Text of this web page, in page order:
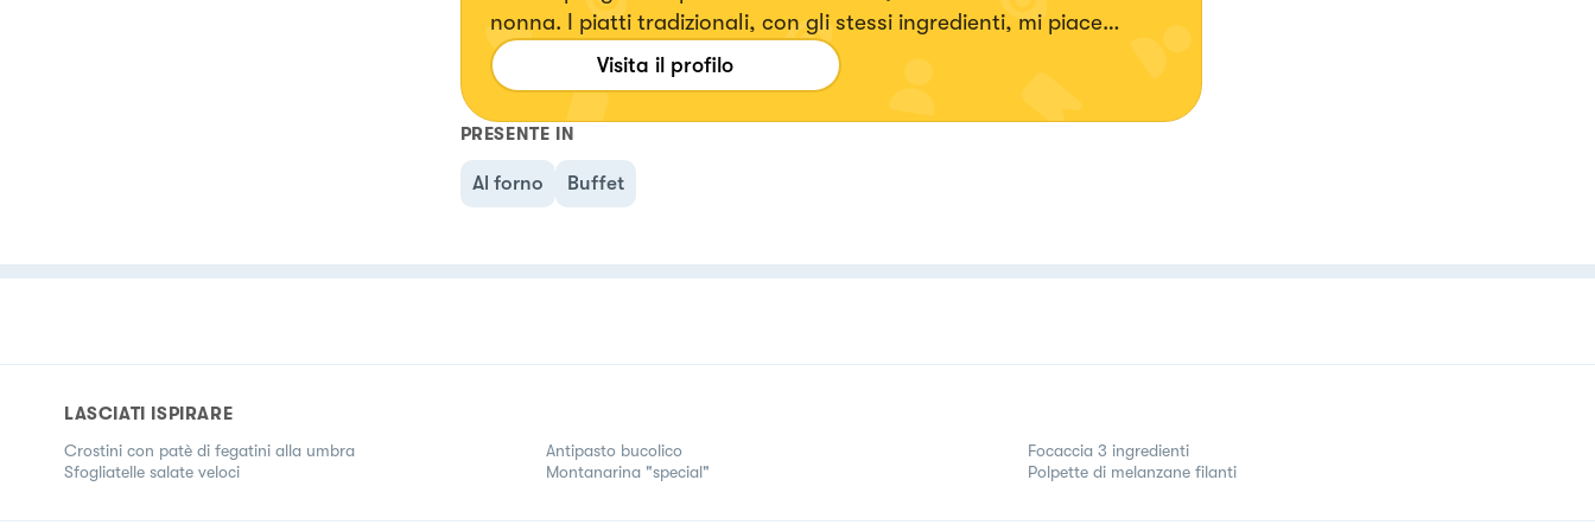
nonna. I piatti tradizionali, con gli stessi ingredienti, mi piace
rivisitarli a mio modo, inserendo eleganza e specialmente colori.
Ogni volta che creo un piatto mi emoziono e vorrei tanto
emozionare anche voi.
Visita il profilo
PRESENTE IN
Al forno Buffet
LASCIATI ISPIRARE
Crostini con patè di fegatini alla umbra
Sfogliatelle salate veloci
Antipasto bucolico
Montanarina "special"
Focaccia 3 ingredienti
Polpette di melanzane filanti